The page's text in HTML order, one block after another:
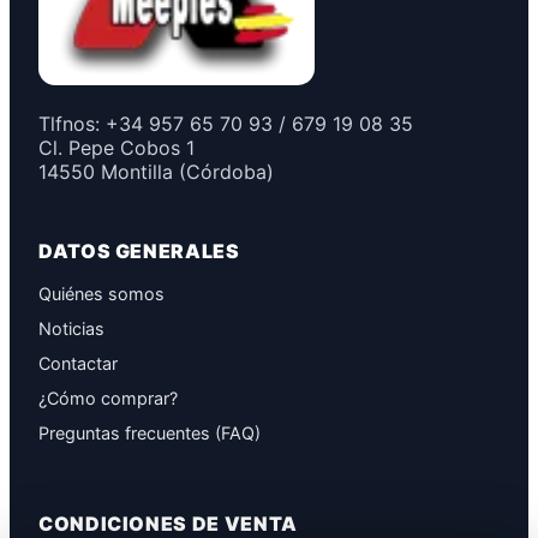
Tlfnos: +34 957 65 70 93 / 679 19 08 35
Cl. Pepe Cobos 1
14550 Montilla (Córdoba)
DATOS GENERALES
Quiénes somos
Noticias
Contactar
¿Cómo comprar?
Preguntas frecuentes (FAQ)
CONDICIONES DE VENTA